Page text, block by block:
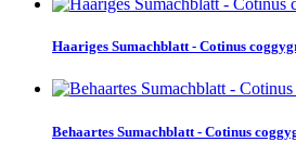
Haariges Sumachblatt - Cotinus
Behaartes Sumachblatt - Cotinus